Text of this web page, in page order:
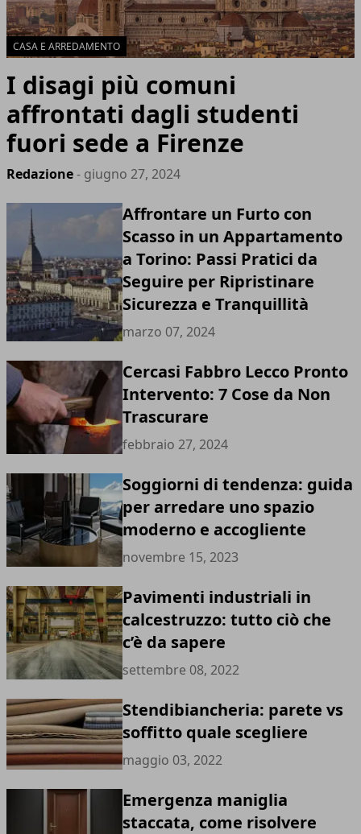
CASA E ARREDAMENTO
I disagi più comuni
affrontati dagli studenti
fuori sede a Firenze
Redazione- giugno 27, 2024
Affrontare un Furto con
Scasso in un Appartamento
a Torino: Passi Pratici da
Seguire per Ripristinare
Sicurezza e Tranquillità
marzo 07, 2024
Cercasi Fabbro Lecco Pronto
Intervento: 7 Cose da Non
Trascurare
febbraio 27, 2024
Soggiorni di tendenza: guida
per arredare uno spazio
moderno e accogliente
novembre 15, 2023
Pavimenti industriali in
calcestruzzo: tutto ciò che
c’è da sapere
settembre 08, 2022
Stendibiancheria: parete vs
soffitto quale scegliere
maggio 03, 2022
Emergenza maniglia
staccata, come risolvere